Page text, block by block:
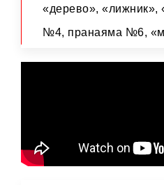
«дерево», «лижник»,
№4, пранаяма №6,